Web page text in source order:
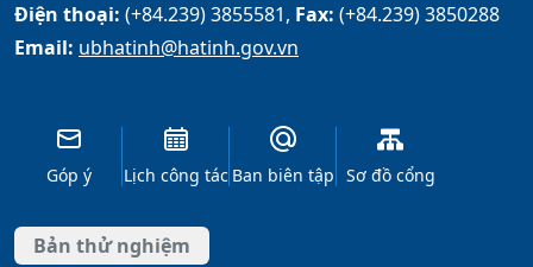
Điện thoại: (+84.239) 3855581, Fax: (+84.239) 3850288
Email: ubhatinh@hatinh.gov.vn
Góp ý Lịch công tác Ban biên tập Sơ đồ cổng
Bản thử nghiệm